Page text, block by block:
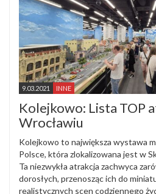
9.03.2021 INNE
Kolejkowo: Lista TOP
Wrocławiu
Kolejkowo to największa wystawa
Polsce, która zlokalizowana jest w
Ta niezwykła atrakcja zachwyca
dorosłych, przenosząc ich do
realistycznych scen codziennego